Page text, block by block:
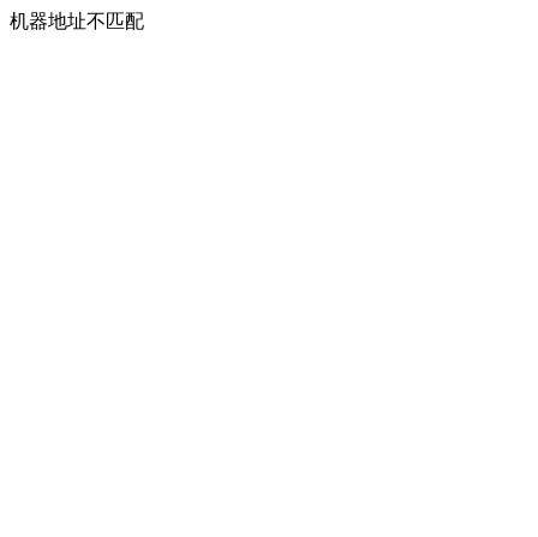
机器地址不匹配